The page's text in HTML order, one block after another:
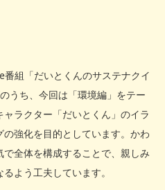
組「だいとくんのサステナクイ
うち、今回は「環境編」をテー
ラクター「だいとくん」のイラ
強化を目的としています。かわ
全体を構成することで、親しみ
よう工夫しています。